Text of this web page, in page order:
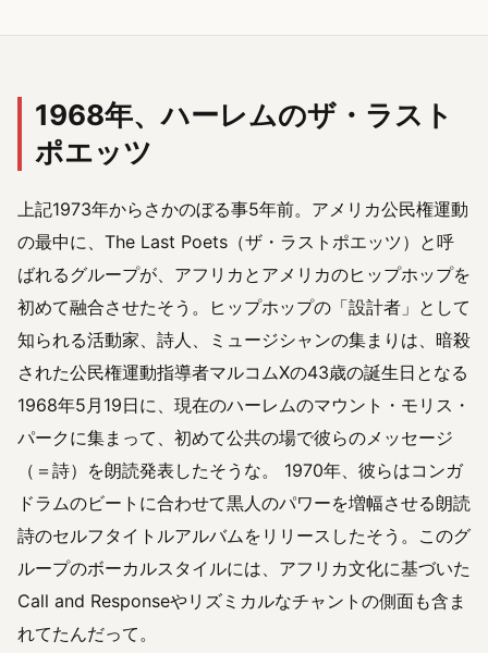
1968年、ハーレムのザ・ラスト
ポエッツ
上記1973年からさかのぼる事5年前。アメリカ公民権運動
の最中に、The Last Poets（ザ・ラストポエッツ）と呼
ばれるグループが、アフリカとアメリカのヒップホップを
初めて融合させたそう。ヒップホップの「設計者」として
知られる活動家、詩人、ミュージシャンの集まりは、暗殺
された公民権運動指導者マルコムXの43歳の誕生日となる
1968年5月19日に、現在のハーレムのマウント・モリス・
パークに集まって、初めて公共の場で彼らのメッセージ
（＝詩）を朗読発表したそうな。 1970年、彼らはコンガ
ドラムのビートに合わせて黒人のパワーを増幅させる朗読
詩のセルフタイトルアルバムをリリースしたそう。このグ
ループのボーカルスタイルには、アフリカ文化に基づいた
Call and Responseやリズミカルなチャントの側面も含ま
れてたんだって。